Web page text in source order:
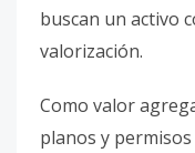
buscan un activo
valorización.
Como valor
planos y